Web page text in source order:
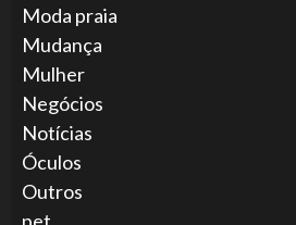
Moda praia
Mudança
Mulher
Negócios
Notícias
Óculos
Outros